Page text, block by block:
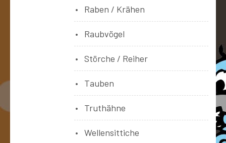
Raben / Krähen
Raubvögel
Störche / Reiher
Tauben
Truthähne
Wellensittiche